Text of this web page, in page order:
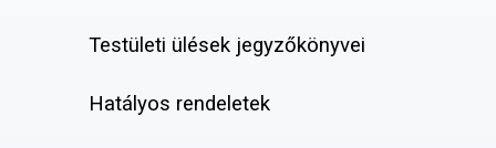
Testületi ülések jegyzőkönyvei
Hatályos rendeletek